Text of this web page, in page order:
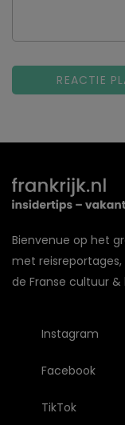
Bienvenue op het
met reisreportages,
de Franse cultuur
Instagram
Facebook
TikTok